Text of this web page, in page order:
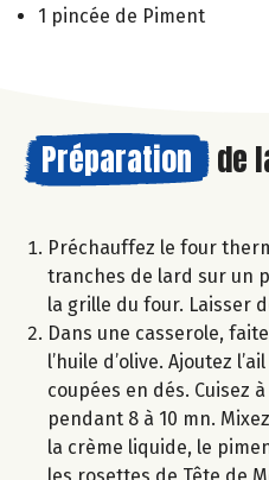
1 pincée de Piment
Préparation de
Préchauffez le four
tranches de lard sur un
la grille du four. Laisser
Dans une casserole,
l’huile d’olive. Ajoutez
coupées en dés. Cuisez
pendant 8 à 10 mn.
la crème liquide, le